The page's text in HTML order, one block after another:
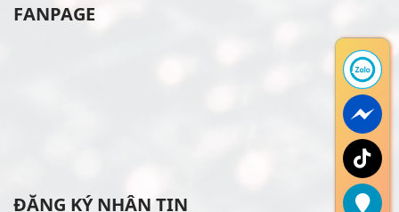
FANPAGE
ĐĂNG KÝ NHẬN TIN